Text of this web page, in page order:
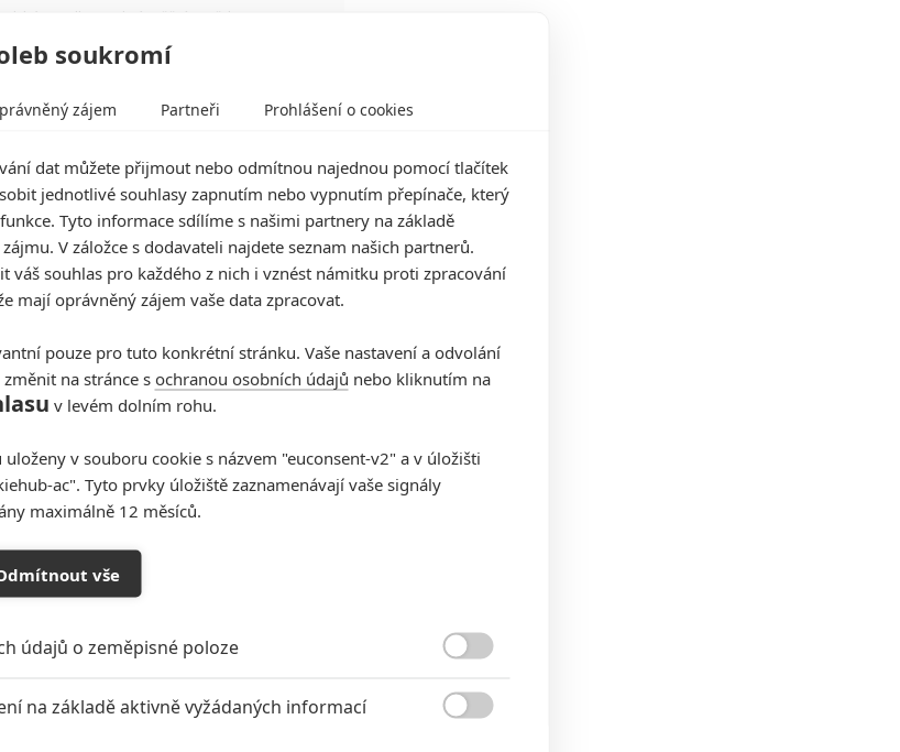
li být v Hollywoodu úspěšní, potřebujete,
se to povedlo na jedničku.
kin: Mortal
dostal přes držku od
| 10.05.2026 23:11
0
radši chodí na módní komedii s Meryl
Premiéry týdne: Mengele,
čarodějnice či
zápasy jsou tady
zážitek nebo na chválenou detektivku s
Kombat II: Nový trailer
soukromí
zájem Partneři Prohlášení o cookies
dat můžete přijmout nebo odmítnou najednou pomocí tlačítek
jednotlivé souhlasy zapnutím nebo vypnutím přepínače, který
Tyto informace sdílíme s našimi partnery na základě
V záložce s dodavateli najdete seznam našich partnerů.
váš souhlas pro každého z nich i vznést námitku proti zpracování
mají oprávněný zájem vaše data zpracovat.
pouze pro tuto konkrétní stránku. Vaše nastavení a odvolání
na stránce s ochranou osobních údajů nebo kliknutím na
v levém dolním rohu.
v souboru cookie s názvem "euconsent-v2" a v úložišti
ac". Tyto prvky úložiště zaznamenávají vaše signály
maximálně 12 měsíců.
vše
údajů o zeměpisné poloze
na základě aktivně vyžádaných informací